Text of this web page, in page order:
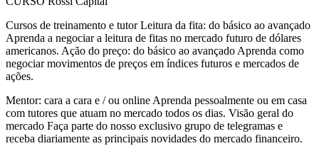
Cursos de treinamento e tutor Leitura da fita: do básico ao avançado
Aprenda a negociar a leitura de fitas no mercado futuro de dólares
americanos. Ação do preço: do básico ao avançado Aprenda como
negociar movimentos de preços em índices futuros e mercados de
ações.
Mentor: cara a cara e / ou online Aprenda pessoalmente ou em casa
com tutores que atuam no mercado todos os dias. Visão geral do
mercado Faça parte do nosso exclusivo grupo de telegramas e
receba diariamente as principais novidades do mercado financeiro.